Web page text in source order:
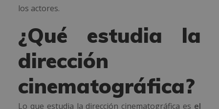
los actores.
¿Qué estudia la
dirección
cinematográfica?
Lo que estudia la dirección cinematográfica es el